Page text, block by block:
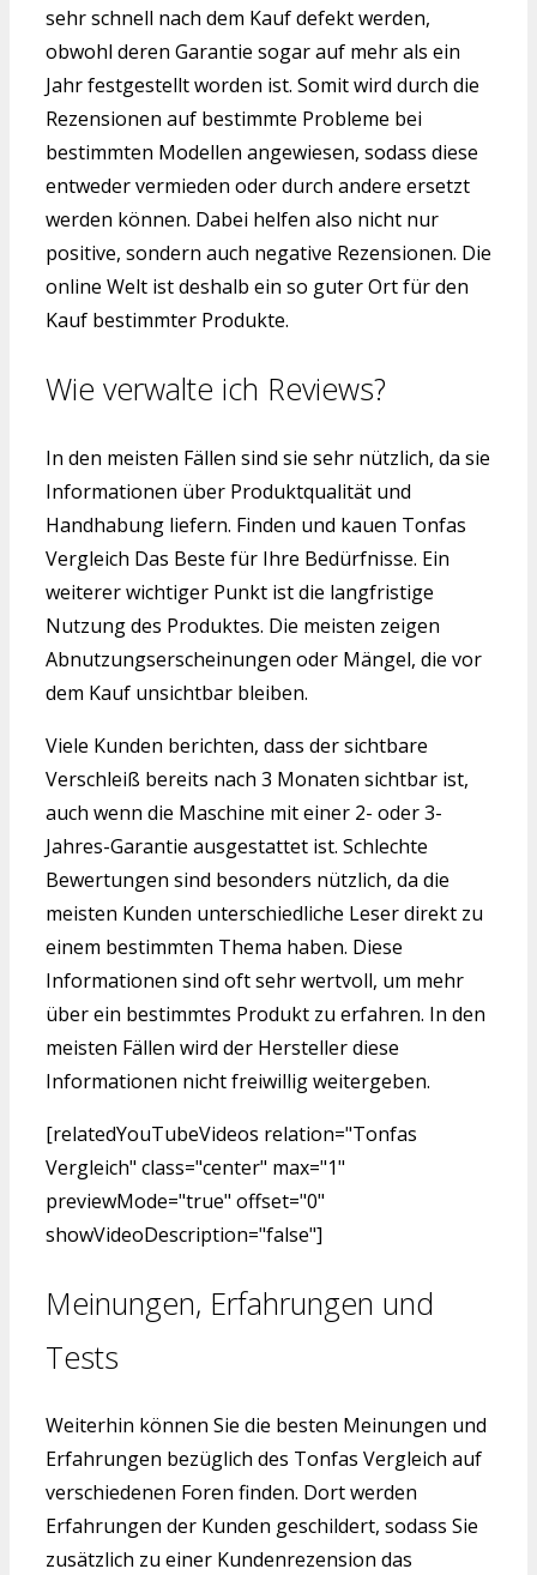
sehr schnell nach dem Kauf defekt werden,
obwohl deren Garantie sogar auf mehr als ein
Jahr festgestellt worden ist. Somit wird durch die
Rezensionen auf bestimmte Probleme bei
bestimmten Modellen angewiesen, sodass diese
entweder vermieden oder durch andere ersetzt
werden können. Dabei helfen also nicht nur
positive, sondern auch negative Rezensionen. Die
online Welt ist deshalb ein so guter Ort für den
Kauf bestimmter Produkte.
Wie verwalte ich Reviews?
In den meisten Fällen sind sie sehr nützlich, da sie
Informationen über Produktqualität und
Handhabung liefern. Finden und kauen Tonfas
Vergleich Das Beste für Ihre Bedürfnisse. Ein
weiterer wichtiger Punkt ist die langfristige
Nutzung des Produktes. Die meisten zeigen
Abnutzungserscheinungen oder Mängel, die vor
dem Kauf unsichtbar bleiben.
Viele Kunden berichten, dass der sichtbare
Verschleiß bereits nach 3 Monaten sichtbar ist,
auch wenn die Maschine mit einer 2- oder 3-
Jahres-Garantie ausgestattet ist. Schlechte
Bewertungen sind besonders nützlich, da die
meisten Kunden unterschiedliche Leser direkt zu
einem bestimmten Thema haben. Diese
Informationen sind oft sehr wertvoll, um mehr
über ein bestimmtes Produkt zu erfahren. In den
meisten Fällen wird der Hersteller diese
Informationen nicht freiwillig weitergeben.
[relatedYouTubeVideos relation="Tonfas
Vergleich" class="center" max="1"
previewMode="true" offset="0"
showVideoDescription="false"]
Meinungen, Erfahrungen und
Tests
Weiterhin können Sie die besten Meinungen und
Erfahrungen bezüglich des Tonfas Vergleich auf
verschiedenen Foren finden. Dort werden
Erfahrungen der Kunden geschildert, sodass Sie
zusätzlich zu einer Kundenrezension das